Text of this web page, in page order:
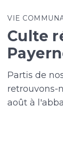
VIE
Culte
Partis de
retrouvons-
août à